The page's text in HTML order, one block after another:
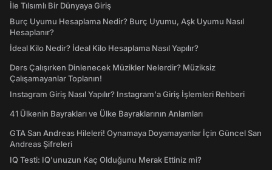
İle Tılsımlı Bir Dünyaya Giriş
Burç Uyumu Hesaplama Nedir? Burç Uyumu, Aşk Uyumu Nasıl
Hesaplanır?
İdeal Kilo Nedir? İdeal Kilo Hesaplama Nasıl Yapılır?
Ders Çalışırken Dinlenecek Müzikler Nelerdir? Müziksiz
Çalışamayanlar Toplanın!
Instagram Giriş Nasıl Yapılır? Instagram'a Giriş İşlemleri Rehberi
41 Ülkenin Bayrakları ve Ülke Bayraklarının Anlamları
GTA San Andreas Hileleri! Oynamaya Doyamayanlar İçin Güncel San
Andreas Şifreleri
IQ Testi: IQ'unuzun Kaç Olduğunu Merak Ettiniz mi?